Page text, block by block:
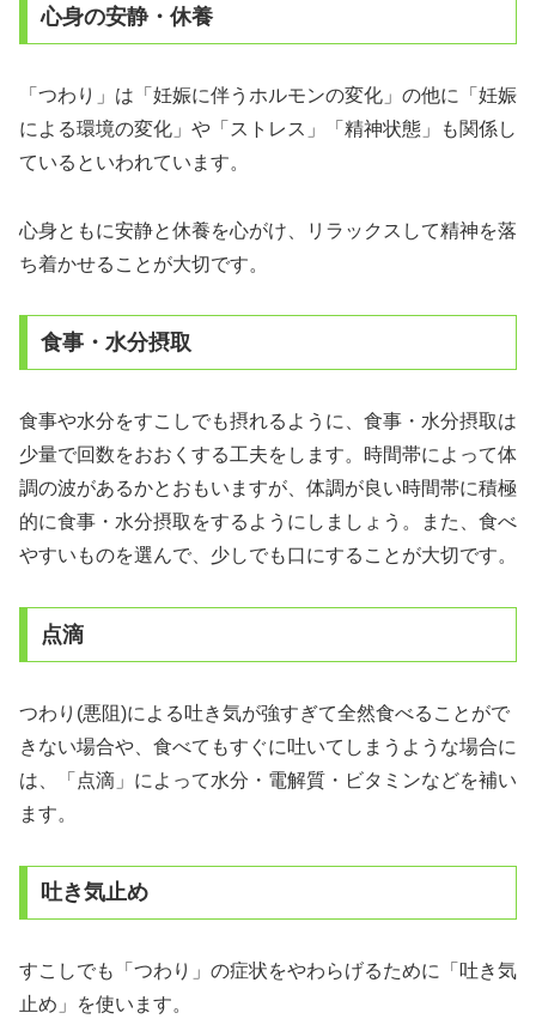
心身の安静・休養
「つわり」は「妊娠に伴うホルモンの変化」の他に「妊娠
による環境の変化」や「ストレス」「精神状態」も関係し
ているといわれています。
心身ともに安静と休養を心がけ、リラックスして精神を落
ち着かせることが大切です。
食事・水分摂取
食事や水分をすこしでも摂れるように、食事・水分摂取は
少量で回数をおおくする工夫をします。時間帯によって体
調の波があるかとおもいますが、体調が良い時間帯に積極
的に食事・水分摂取をするようにしましょう。また、食べ
やすいものを選んで、少しでも口にすることが大切です。
点滴
つわり(悪阻)による吐き気が強すぎて全然食べることがで
きない場合や、食べてもすぐに吐いてしまうような場合に
は、「点滴」によって水分・電解質・ビタミンなどを補い
ます。
吐き気止め
すこしでも「つわり」の症状をやわらげるために「吐き気
止め」を使います。